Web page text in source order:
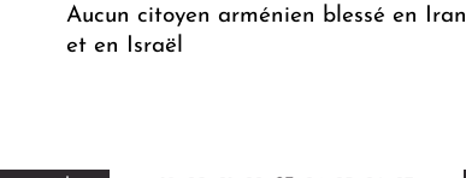
Aucun citoyen arménien blessé en Iran
et en Israël